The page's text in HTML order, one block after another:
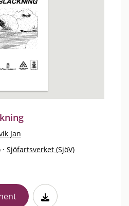
Jan
· Sjöfartsverket (SjöV)